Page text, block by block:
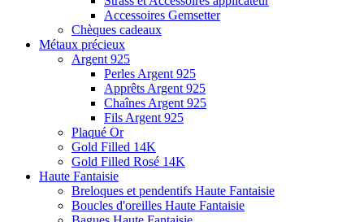
Accessoires Gemsetter
Chèques cadeaux
Métaux précieux
Argent 925
Perles Argent 925
Apprêts Argent 925
Chaînes Argent 925
Fils Argent 925
Plaqué Or
Gold Filled 14K
Gold Filled Rosé 14K
Haute Fantaisie
Breloques et pendentifs Haute Fantaisie
Boucles d'oreilles Haute Fantaisie